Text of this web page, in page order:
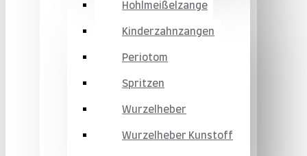
Hohlmeißelzange
Kinderzahnzangen
Periotom
Spritzen
Wurzelheber
Wurzelheber Kunstoff